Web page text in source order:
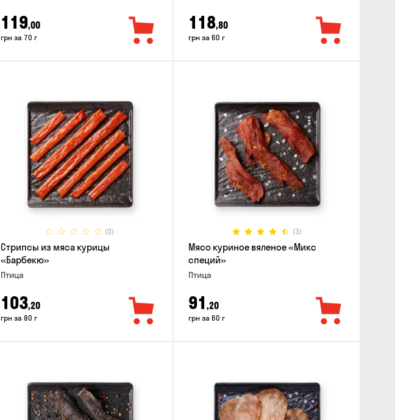
119,00
грн за 70 г
118,80
грн за 60 г
(0)
Стрипсы из мяса курицы
«Барбекю»
Птица
103,20
грн за 80 г
(3)
Мясо куриное вяленое «Микс
специй»
Птица
91 ,20
грн за 60 г